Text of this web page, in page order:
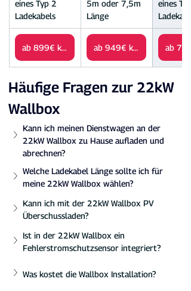
eines Typ 2
Ladekabels
5m oder 7,5m
Länge
eines
ab 899€ kaufen ab 949€ kaufen
Häufige Fragen zur 22kW
Wallbox
Kann ich meinen Dienstwagen an der
22kW Wallbox zu Hause aufladen und
abrechnen?
Welche Ladekabel Länge sollte ich für
meine 22kW Wallbox wählen?
Kann ich mit der 22kW Wallbox PV
Überschussladen?
Ist in der 22kW Wallbox ein
Fehlerstromschutzsensor integriert?
Was kostet die Wallbox Installation?